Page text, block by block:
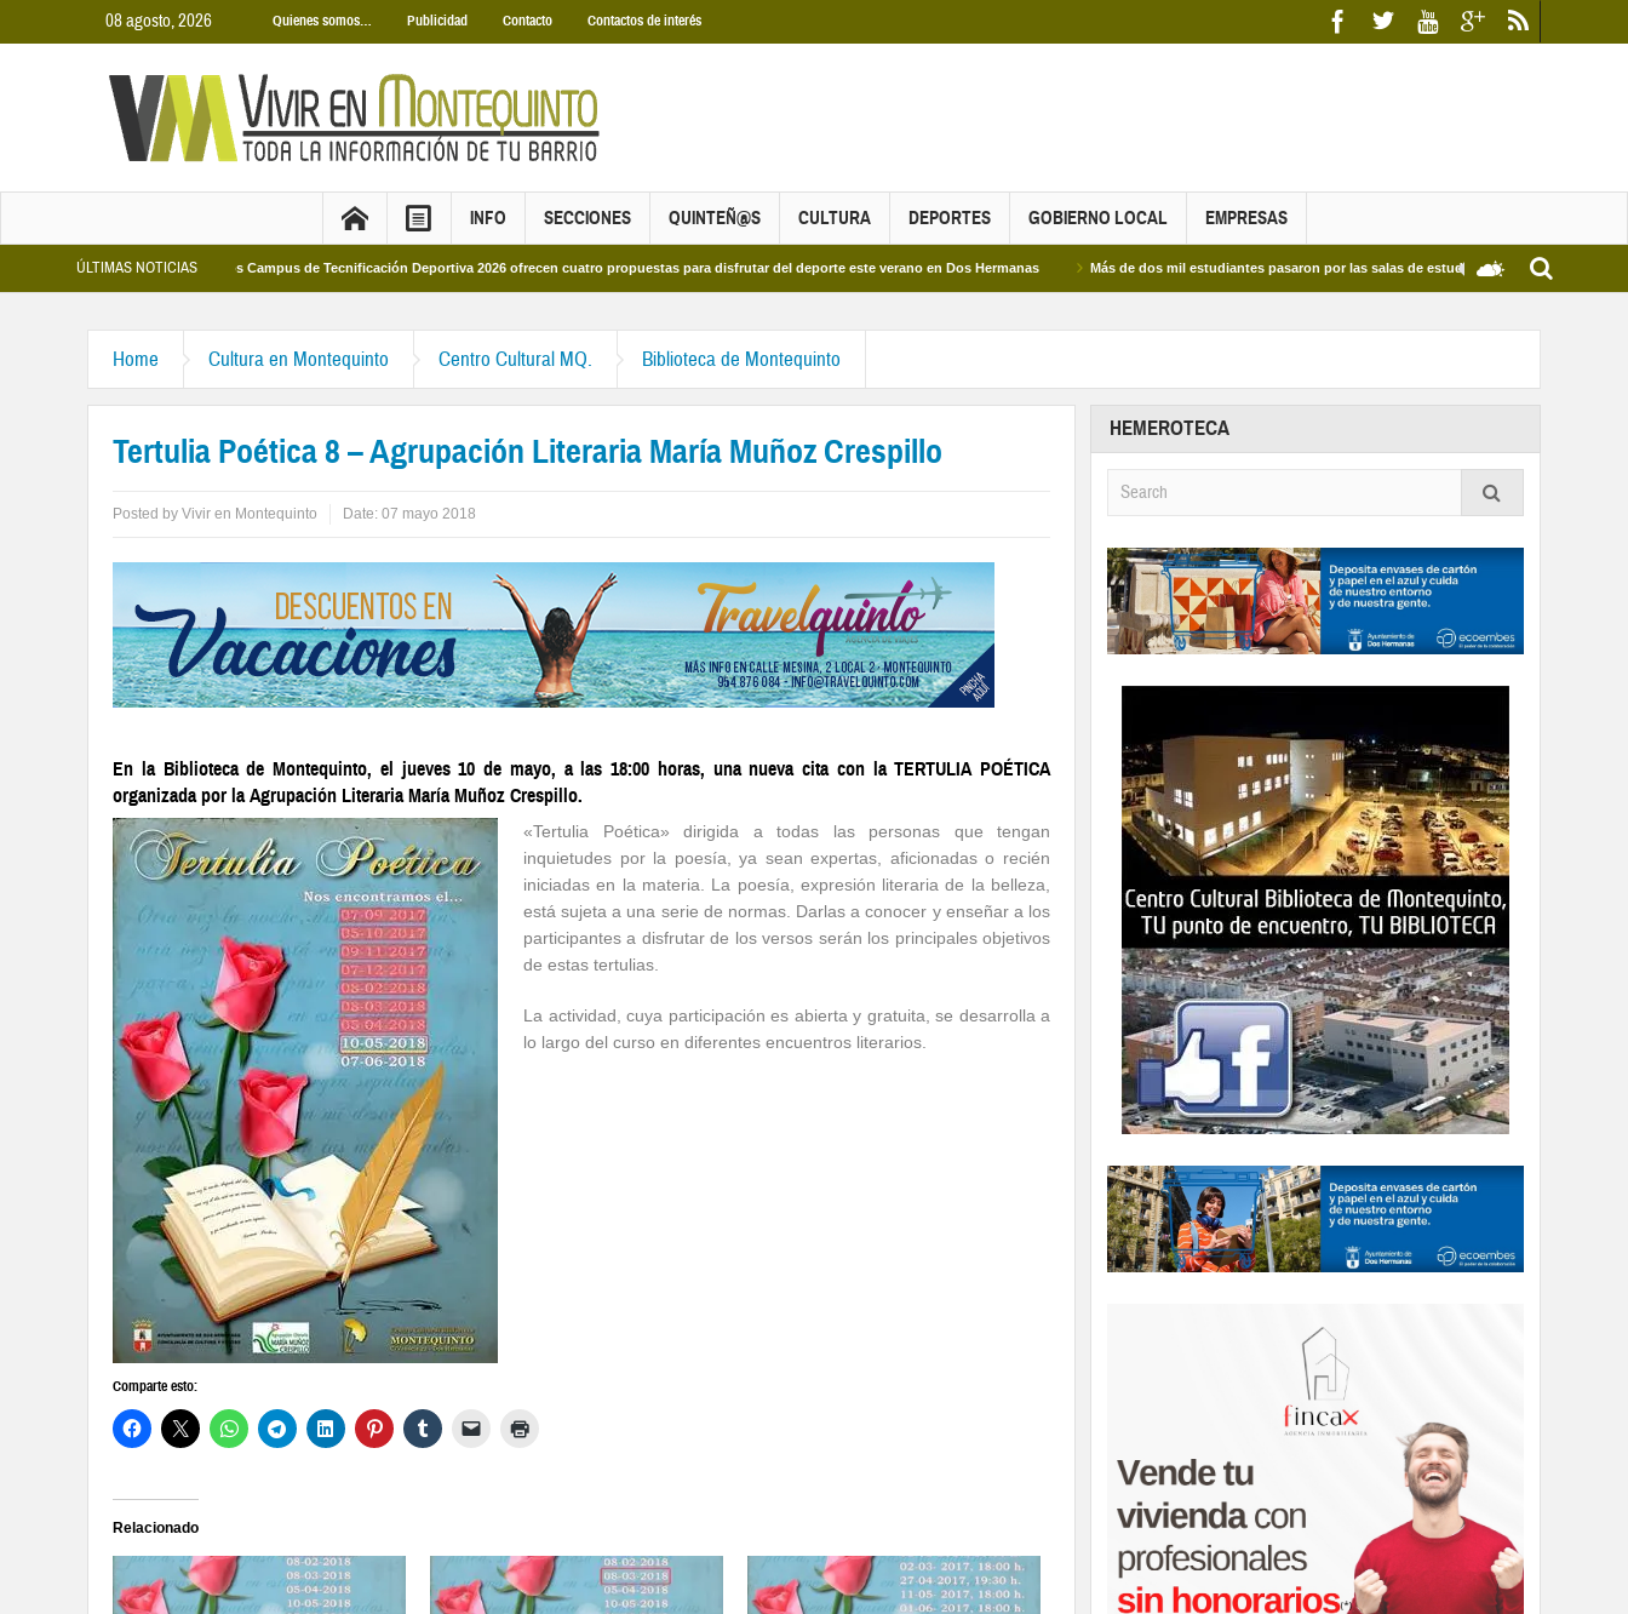
08 agosto, 2026 Quienes somos… Publicidad Contacto Contactos de interés
INFO SECCIONES QUINTEÑ@S CULTURA DEPORTES GOBIERNO LOCAL EMPRESAS
ÚLTIMAS NOTICIAS
2026 Los Campus de Tecnificación Deportiva 2026 ofrecen cuatro propuestas para disfrutar del deporte este verano en Dos Hermanas Más de dos mil estudiantes pasaron por las salas de estudio de las Bibliotecas Municipales y
Home Cultura en Montequinto Centro Cultural MQ. Biblioteca de Montequinto
Tertulia Poética 8 – Agrupación Literaria María Muñoz Crespillo
Posted by Vivir en Montequinto Date: 07 mayo 2018
En la Biblioteca de Montequinto, el jueves 10 de mayo, a las 18:00 horas, una nueva cita con la TERTULIA POÉTICA
organizada por la Agrupación Literaria María Muñoz Crespillo.
«Tertulia Poética» dirigida a todas las personas que tengan
inquietudes por la poesía, ya sean expertas, aficionadas o recién
iniciadas en la materia. La poesía, expresión literaria de la belleza,
está sujeta a una serie de normas. Darlas a conocer y enseñar a los
participantes a disfrutar de los versos serán los principales objetivos
de estas tertulias.
La actividad, cuya participación es abierta y gratuita, se desarrolla a
lo largo del curso en diferentes encuentros literarios.
Comparte esto:
Relacionado
HEMEROTECA